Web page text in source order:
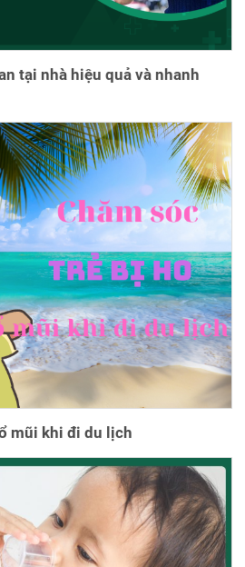
tại nhà hiệu quả và nhanh
mũi khi đi du lịch